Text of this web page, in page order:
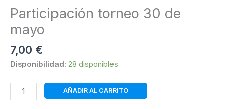
Participación torneo 30 de
mayo
7,00 €
Disponibilidad: 28 disponibles
Participación
torneo
AÑADIR AL CARRITO